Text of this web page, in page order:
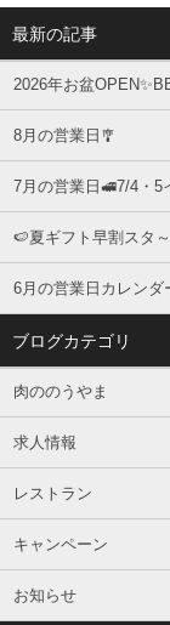
最新の記事
2026年お盆
8月の営業日🎐
7月の営業日🚅7/4・5
🍉夏ギフト早割スタ
6月の営業日カレンダ
ブログカテゴリ
肉ののうやま
求人情報
レストラン
キャンペーン
お知らせ